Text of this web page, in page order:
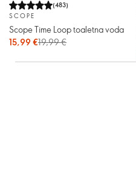
(483)
SCOPE
Scope Time Loop toaletna voda
15,99 €19,99 €